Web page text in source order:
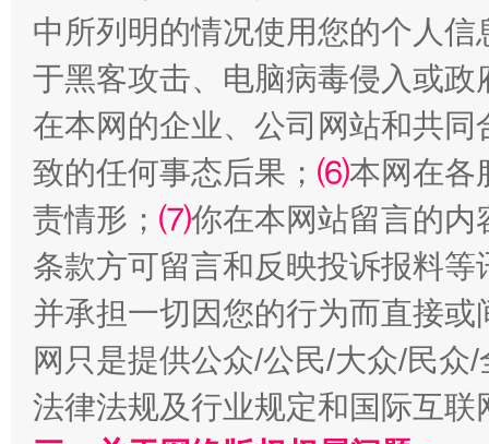
解纷+调解+退费，一次搞定
中所列明的情况使用您的个人
于黑客攻击、电脑病毒侵入或
在本网的企业、公司网站和共
致的任何事态后果； ⑹本网在各
责情形； ⑺你在本网站留言的内
条款方可留言和反映投诉报料
并承担一切因您的行为而直接
网只是提供公众/公民/大众/民
法律法规及行业规定和国际互